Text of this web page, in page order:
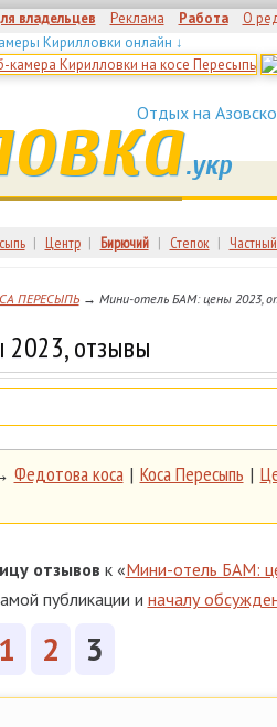
владельцев Реклама Работа О
Кирилловки онлайн ↓
Отдых на
.укр
| Центр | Бирючий | Степок |
ПЕРЕСЫПЬ→ Мини-отель БАМ: цены 2023,
отзывы
Федотова коса | Коса Пересыпь |
отзывов к «Мини-отель БАМ:
публикации и началу
1 2 3